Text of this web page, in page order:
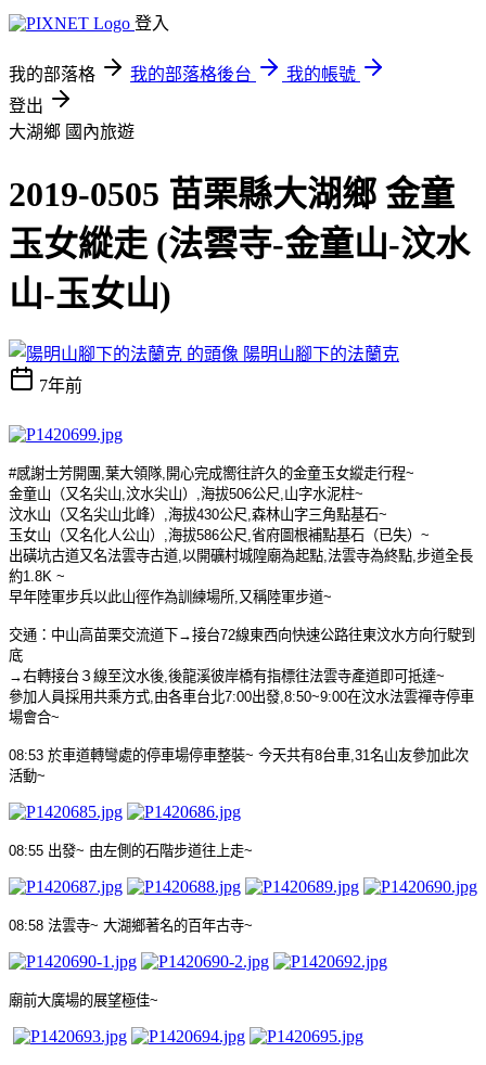
登入
我的部落格 我的部落格後台
我的帳號
登出
大湖鄉 國內旅遊
2019-0505 苗栗縣大湖鄉 金童
玉女縱走 (法雲寺-金童山-汶水
山-玉女山)
陽明山腳下的法蘭克
7年前
#感謝士芳開團 葉大領隊 開心完成嚮往許久的金童玉女縱走行程~
金童山（又名尖山 汶水尖山） 海拔506公尺 山字水泥柱~
汶水山（又名尖山北峰）
海拔430公尺 森林山字三角點基石~
玉女山（又名化人公山）
海拔586公尺 省府圖根補點基石（已失） ~
出磺坑古道又名法雲寺古道 以開礦村城隍廟為起點 法雲寺為終點 步道全長
約1.8K ~
早年陸軍步兵以此山徑作為訓練場所 又稱陸軍步道~
交通：中山高苗栗交流道下→接台72線東西向快速公路往東汶水方向行駛到
底
→右轉接台３線至汶水後 後龍溪彼岸橋有指標往法雲寺產道即可抵達~
參加人員採用共乘方式 由各車台北7:00出發 ,8:50~9:00在汶水法雲禪寺停車
場會合~
08:53 於車道轉彎處的停車場停車整裝~ 今天共有8台車 ,31 名山友參加此次
活動~
08:55 出發~ 由左側的石階步道往上走~
08:58 法雲寺~ 大湖鄉著名的百年古寺~
廟前大廣場的展望極佳~